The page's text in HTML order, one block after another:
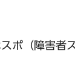
ポ（障害者